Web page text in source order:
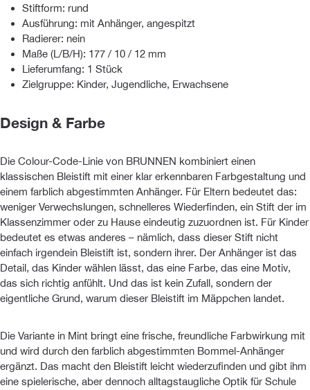
Stiftform: rund
Ausführung: mit Anhänger, angespitzt
Radierer: nein
Maße (L/B/H): 177 / 10 / 12 mm
Lieferumfang: 1 Stück
Zielgruppe: Kinder, Jugendliche, Erwachsene
Design & Farbe
Die Colour-Code-Linie von BRUNNEN kombiniert einen
klassischen Bleistift mit einer klar erkennbaren Farbgestaltung und
einem farblich abgestimmten Anhänger. Für Eltern bedeutet das:
weniger Verwechslungen, schnelleres Wiederfinden, ein Stift der im
Klassenzimmer oder zu Hause eindeutig zuzuordnen ist. Für Kinder
bedeutet es etwas anderes – nämlich, dass dieser Stift nicht
einfach irgendein Bleistift ist, sondern ihrer. Der Anhänger ist das
Detail, das Kinder wählen lässt, das eine Farbe, das eine Motiv,
das sich richtig anfühlt. Und das ist kein Zufall, sondern der
eigentliche Grund, warum dieser Bleistift im Mäppchen landet.
Die Variante in Mint bringt eine frische, freundliche Farbwirkung mit
und wird durch den farblich abgestimmten Bommel-Anhänger
ergänzt. Das macht den Bleistift leicht wiederzufinden und gibt ihm
eine spielerische, aber dennoch alltagstaugliche Optik für Schule